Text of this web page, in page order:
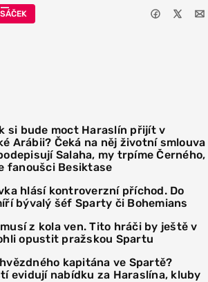
si bude moct Haraslín přijít v
Arábii? Čeká na něj životní smlouva
Salaha, my trpíme Černého,
fanoušci Besiktase
hlásí kontroverzní příchod. Do
bývalý šéf Sparty či Bohemians
z kola ven. Tito hráči by ještě v
opustit pražskou Spartu
kapitána ve Spartě?
evidují nabídku za Haraslína, kluby